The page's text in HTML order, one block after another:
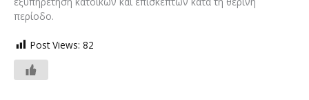
περίοδο.
Post Views: 82